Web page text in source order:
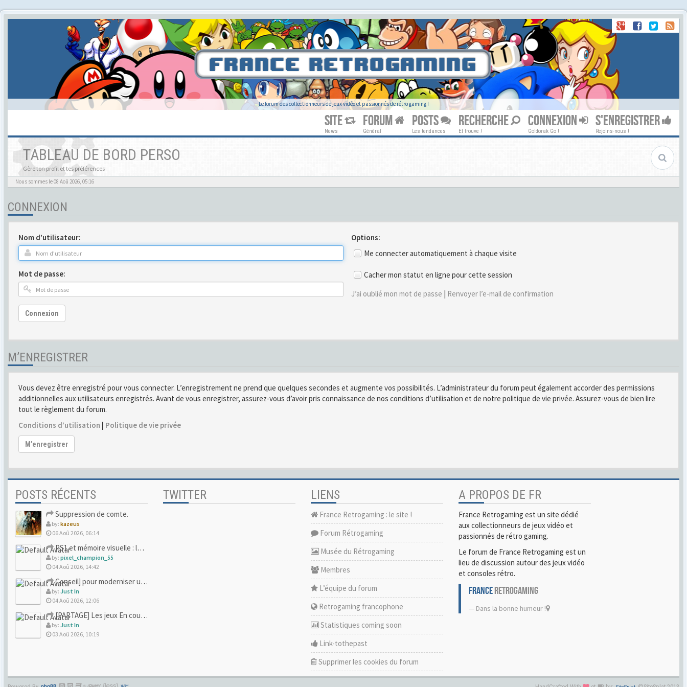
Le forum des collectionneurs de jeux vidéo et passionnés de rétro gaming !
SITE
News
FORUM
Général
POSTS
Les tendances
RECHERCHE
Et trouve !
CONNEXION
Goldorak Go !
S'ENREGISTRER
Rejoins-nous !
TABLEAU DE BORD PERSO
Gère ton profil et tes préférences
Nous sommes le 08 Aoû 2026, 05:16
CONNEXION
Nom d’utilisateur:
Mot de passe:
Connexion
Options:
Me connecter automatiquement à chaque visite
Cacher mon statut en ligne pour cette session
J’ai oublié mon mot de passe | Renvoyer l’e-mail de confirmation
M’ENREGISTRER
Vous devez être enregistré pour vous connecter. L’enregistrement ne prend que quelques secondes et augmente vos possibilités. L’administrateur du forum peut également accorder des permissions
additionnelles aux utilisateurs enregistrés. Avant de vous enregistrer, assurez-vous d’avoir pris connaissance de nos conditions d’utilisation et de notre politique de vie privée. Assurez-vous de bien lire
tout le règlement du forum.
Conditions d’utilisation | Politique de vie privée
M’enregistrer
POSTS RÉCENTS
Suppression de comte.
by: kazeus
06 Aoû 2026, 06:14
PS1 et mémoire visuelle : le jeu qui vous a soufflé la premi
by: pixel_champion_55
04 Aoû 2026, 14:42
Conseil] pour moderniser un site (un peu trop) rétro
by: Just In
04 Aoû 2026, 12:06
[PARTAGE] Les jeux En cours/Terminés
by: Just In
03 Aoû 2026, 10:19
TWITTER LIENS
France Retrogaming : le site !
Forum Rétrogaming
Musée du Rétrogaming
Membres
L’équipe du forum
Retrogaming francophone
Statistiques coming soon
Link-tothepast
Supprimer les cookies du forum
A PROPOS DE FR
France Retrogaming est un site dédié
aux collectionneurs de jeux vidéo et
passionnés de rétro gaming.
Le forum de France Retrogaming est un
lieu de discussion autour des jeux vidéo
et consoles rétro.
FRANCERETROGAMING
Dans la bonne humeur !